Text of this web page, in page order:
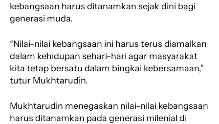
kebangsaan harus ditanamkan sejak dini bagi
generasi muda.
“Nilai-nilai kebangsaan ini harus terus diamalkan
dalam kehidupan sehari-hari agar masyarakat
kita tetap bersatu dalam bingkai kebersamaan,”
tutur Mukhtarudin.
Mukhtarudin menegaskan nilai-nilai kebangsaan
harus ditanamkan pada generasi milenial di